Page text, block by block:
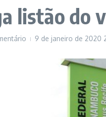
listão do
9 de janeiro de 2020